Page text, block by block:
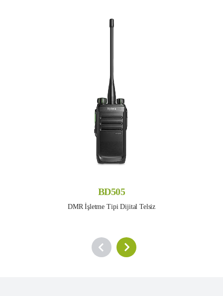
BD505
DMR İşletme Tipi Dijital Telsiz